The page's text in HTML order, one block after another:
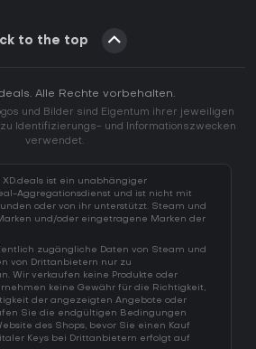
to the top
Alle Rechte vorbehalten.
und Bilder sind Eigentum ihrer jeweiligen
Identifizierungs- und Informationszwecken
verwendet.
XD.deals ist ein unabhängiger
Aggregationsdienst und ist nicht mit
oder von ihr unterstützt. Steam und
und/oder eingetragene Marken der
zugängliche Daten von Steam und
von Drittanbietern nur zu
Wir verkaufen keine Produkte oder
keine Gewähr für die Richtigkeit,
der angezeigten Angebote oder
Sie die endgültigen Bedingungen
des Shops, bevor Sie einen Kauf
Keys bei Drittanbietern erfolgt auf